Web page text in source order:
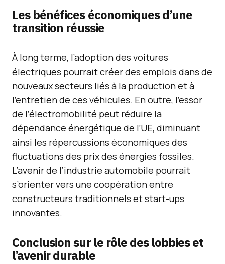
Les bénéfices économiques d’une
transition réussie
À long terme, l’adoption des voitures
électriques pourrait créer des emplois dans de
nouveaux secteurs liés à la production et à
l’entretien de ces véhicules. En outre, l’essor
de l’électromobilité peut réduire la
dépendance énergétique de l’UE, diminuant
ainsi les répercussions économiques des
fluctuations des prix des énergies fossiles.
L’avenir de l’industrie automobile pourrait
s’orienter vers une coopération entre
constructeurs traditionnels et start-ups
innovantes.
Conclusion sur le rôle des lobbies et
l’avenir durable